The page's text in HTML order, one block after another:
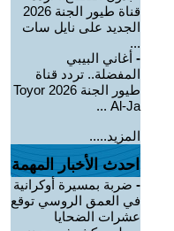
قناة طيور الجنة 2026
الجديد على نايل سات
...
- أغاني البيبي
المفضلة.. تردد قناة
طيور الجنة 2026 Toyor
Al-Ja ...
المزيد.....
احدث الأخبار المهمة
- ضربة بمسيرة أوكرانية
في العمق الروسي توقع
عشرات الضحايا